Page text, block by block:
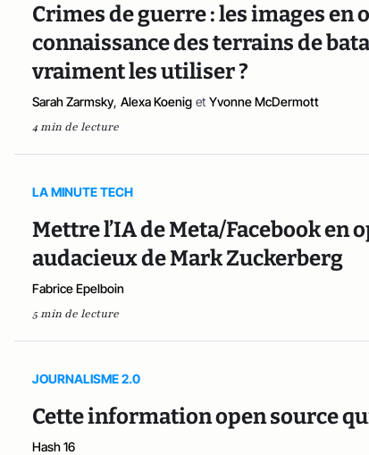
Crimes de guerre : les images
connaissance des terrains de
vraiment les utiliser ?
Sarah Zarmsky, Alexa Koenig et Yvonne McDermott
4 min de lecture
LA MINUTE TECH
Mettre l’IA de Meta/Facebook en
audacieux de Mark Zuckerberg
Fabrice Epelboin
5 min de lecture
JOURNALISME 2.0
Cette information open source
Hash 16